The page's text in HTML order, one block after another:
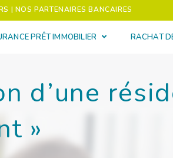
| NOS PARTENAIRES BANCAIRES
PRÊT IMMOBILIER RACHAT
d’une
»